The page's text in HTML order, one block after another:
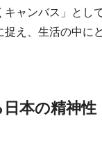
ャンバス」とし
え、生活の中に
本の精神性